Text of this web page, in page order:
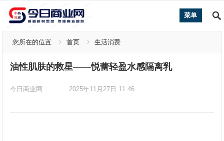
菜单
您所在的位置 首页 生活消费
油性肌肤的救星——悦蕾轻盈水感隔离乳
今日商业网 2025年11月27日 11:46